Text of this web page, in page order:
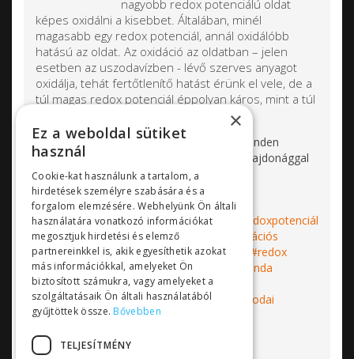
nagyobb redox potenciálú oldat
képes oxidálni a kisebbet. Általában, minél
magasabb egy redox potenciál, annál oxidálóbb
hatású az oldat. Az oxidáció az oldatban – jelen
esetben az uszodavízben - lévő szerves anyagot
oxidálja, tehát fertőtlenítő hatást érünk el vele, de a
túl magas redox potenciál éppolyan káros, mint a túl
Az Sensorex redoxpotenciál szondák
minden
felhasználási területen kiváló működési tulajdonággal
rendelkeznek:
Címkék: Sensorex redoxpotenciál
redoxpotenciál
mérő
ORP ORPmérés
redukciósoxidációs
reakció
redox szonda redox érzékelő
redox
elektróda
ORPelektróda szenzor
szonda
vízkezelés
uszoda
uszodai vízkezelés
vízminőségmérés
ipari vízkezelés
uszodai
műszer
Bővebben...
×
Ez a weboldal sütiket
használ
Cookie-kat használunk a tartalom, a
hirdetések személyre szabására és a
forgalom elemzésére. Webhelyünk Ön általi
használatára vonatkozó információkat
megosztjuk hirdetési és elemző
partnereinkkel is, akik egyesíthetik azokat
más információkkal, amelyeket Ön
biztosított számukra, vagy amelyeket a
szolgáltatásaik Ön általi használatából
gyűjtöttek össze. Bővebben
TELJESÍTMÉNY